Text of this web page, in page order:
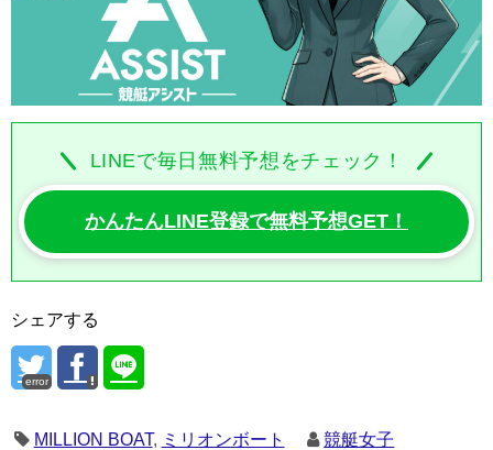
LINEで毎日無料予想をチェック！
かんたんLINE登録で無料予想GET！
シェアする
error
MILLION BOAT, ミリオンボート 競艇女子